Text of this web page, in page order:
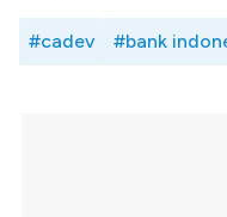
#cadev #bank